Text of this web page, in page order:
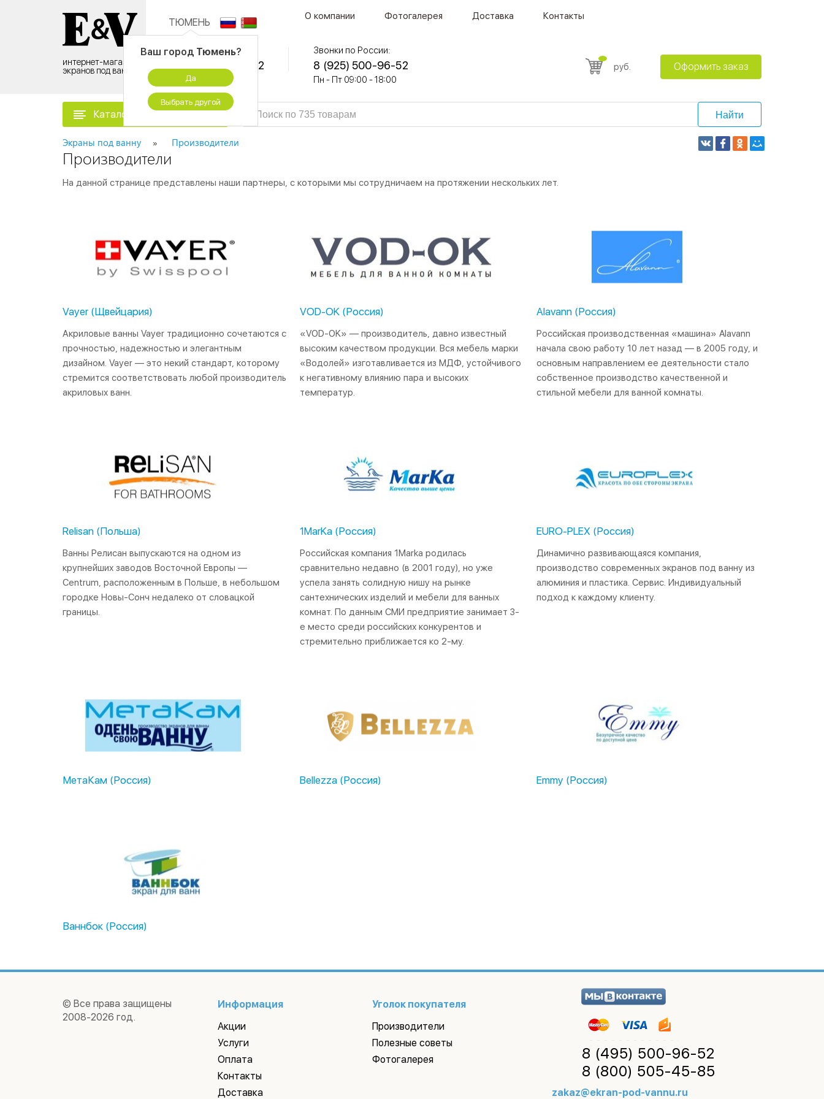
интернет-магазин
экранов под ванну
ТЮМЕНЬ
Ваш город Тюмень?
Да
Выбрать другой
О компании Фотогалерея Доставка Контакты
Контактный центр:
8 (495) 500-96-52
временно не работаем
Звонки по России:
8 (925) 500-96-52
Пн - Пт 09:00 - 18:00
руб. Оформить заказ
Каталог товаров Найти
Экраны под ванну Производители
Производители
На данной странице представлены наши партнеры, с которыми мы сотрудничаем на протяжении нескольких лет.
Vayer (Щвейцария)
Акриловые ванны Vayer традиционно сочетаются с
прочностью, надежностью и элегантным
дизайном. Vayer — это некий стандарт, которому
стремится соответствовать любой производитель
акриловых ванн.
VOD-OK (Россия)
«VOD-OK» — производитель, давно известный
высоким качеством продукции. Вся мебель марки
«Водолей» изготавливается из МДФ, устойчивого
к негативному влиянию пара и высоких
температур.
Alavann (Россия)
Российская производственная «машина» Alavann
начала свою работу 10 лет назад — в 2005 году, и
основным направлением ее деятельности стало
собственное производство качественной и
стильной мебели для ванной комнаты.
Relisan (Польша)
Ванны Релисан выпускаются на одном из
крупнейших заводов Восточной Европы —
Centrum, расположенным в Польше, в небольшом
городке Новы-Сонч недалеко от словацкой
границы.
1MarKa (Россия)
Российская компания 1Marka родилась
сравнительно недавно (в 2001 году), но уже
успела занять солидную нишу на рынке
сантехнических изделий и мебели для ванных
комнат. По данным СМИ предприятие занимает 3-
е место среди российских конкурентов и
стремительно приближается ко 2-му.
EURO-PLEX (Россия)
Динамично развивающаяся компания,
производство современных экранов под ванну из
алюминия и пластика. Сервис. Индивидуальный
подход к каждому клиенту.
МетаКам (Россия) Bellezza (Россия) Emmy (Россия)
Ваннбок (Россия)
© Все права защищены
2008-2026 год.
Информация
Акции
Услуги
Оплата
Контакты
Доставка
Уголок покупателя
Производители
Полезные советы
Фотогалерея
8 (495) 500-96-52
8 (800) 505-45-85
zakaz@ekran-pod-vannu.ru